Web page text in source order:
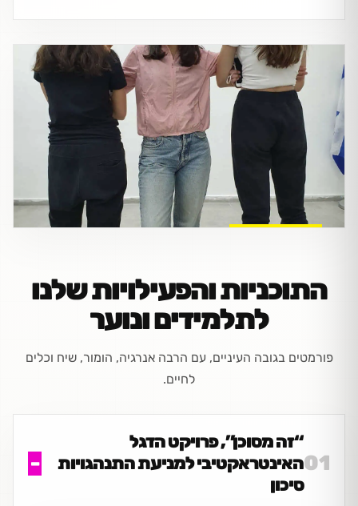
התוכניות והפעילויות שלנו
לתלמידים ונוער
פורמטים בגובה העיניים, עם הרבה אנרגיה, הומור, שיח וכלים
לחיים.
01
“זה מסוכן”, פרויקט הדגל
האינטראקטיבי למניעת התנהגויות
סיכון